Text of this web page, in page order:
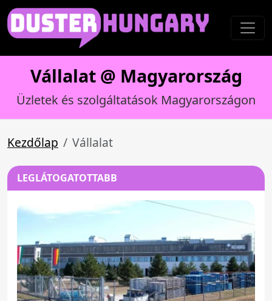
Vállalat @ Magyarország
Üzletek és szolgáltatások Magyarországon
Kezdőlap Vállalat
LEGLÁTOGATOTTABB